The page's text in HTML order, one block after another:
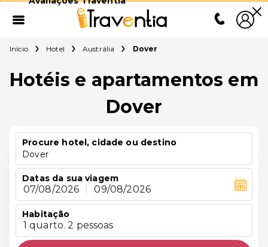
Início Hotel Austrália Dover
Hotéis e apartamentos em
Dover
Procure hotel, cidade ou destino
Dover
Datas da sua viagem
07/08/2026 09/08/2026
Habitação
1 quarto. 2 pessoas